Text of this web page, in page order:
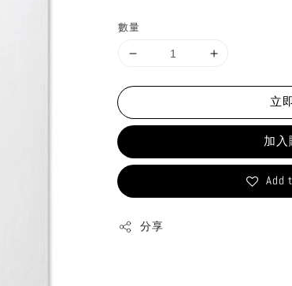
數量
立
加入
Add
分享